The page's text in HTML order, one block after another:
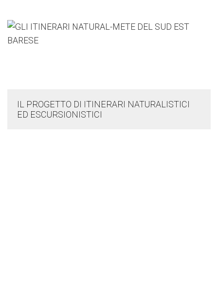
IL PROGETTO DI ITINERARI NATURALISTICI
ED ESCURSIONISTICI